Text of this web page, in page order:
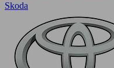
Skoda